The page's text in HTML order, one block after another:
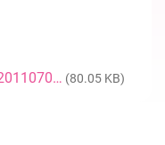
SDB_IPS_EMPRESS_DIRECT_20110707_GB (80.05 KB)